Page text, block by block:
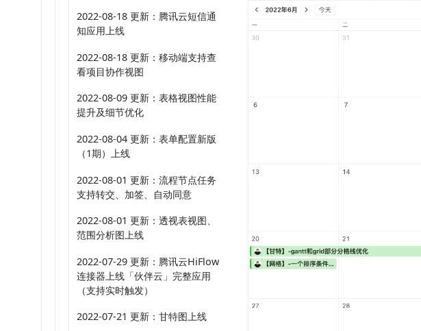
2022-08-18 更新：腾讯云短信通
知应用上线
2022-08-18 更新：移动端支持查
看项目协作视图
2022-08-09 更新：表格视图性能
提升及细节优化
2022-08-04 更新：表单配置新版
（1期）上线
2022-08-01 更新：流程节点任务
支持转交、加签、自动同意
2022-08-01 更新：透视表视图、
范围分析图上线
2022-07-29 更新：腾讯云HiFlow
连接器上线「伙伴云」完整应用
（支持实时触发）
2022-07-21 更新：甘特图上线